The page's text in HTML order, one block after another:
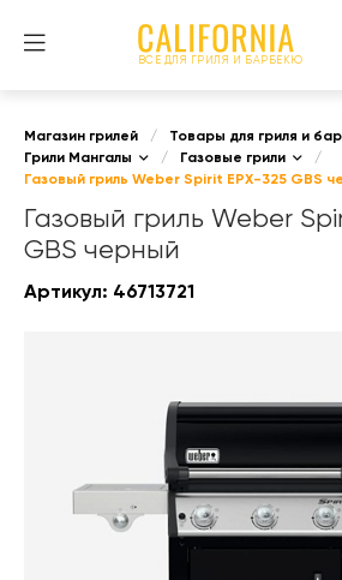
ВСЕ ДЛЯ ГРИЛЯ И БАРБЕКЮ
Магазин грилей / Товары для гриля и
Грили Мангалы
/ Газовые грили
/
Газовый гриль Weber Spirit EPX-325 GBS
Газовый гриль Weber
GBS черный
Артикул: 46713721